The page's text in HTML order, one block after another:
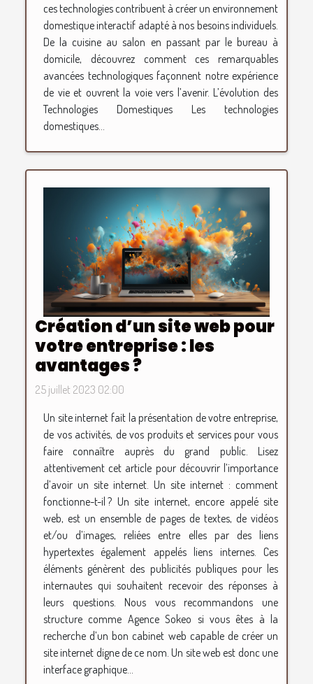
ces technologies contribuent à créer un environnement
domestique interactif adapté à nos besoins individuels.
De la cuisine au salon en passant par le bureau à
domicile, découvrez comment ces remarquables
avancées technologiques façonnent notre expérience
de vie et ouvrent la voie vers l’avenir. L’évolution des
Technologies Domestiques Les technologies
domestiques...
Création d’un site web pour
votre entreprise : les
avantages ?
25 juillet 2023 02:00
Un site internet fait la présentation de votre entreprise,
de vos activités, de vos produits et services pour vous
faire connaître auprès du grand public. Lisez
attentivement cet article pour découvrir l’importance
d’avoir un site internet. Un site internet : comment
fonctionne-t-il ? Un site internet, encore appelé site
web, est un ensemble de pages de textes, de vidéos
et/ou d’images, reliées entre elles par des liens
hypertextes également appelés liens internes. Ces
éléments génèrent des publicités publiques pour les
internautes qui souhaitent recevoir des réponses à
leurs questions. Nous vous recommandons une
structure comme Agence Sokeo si vous êtes à la
recherche d’un bon cabinet web capable de créer un
site internet digne de ce nom. Un site web est donc une
interface graphique...